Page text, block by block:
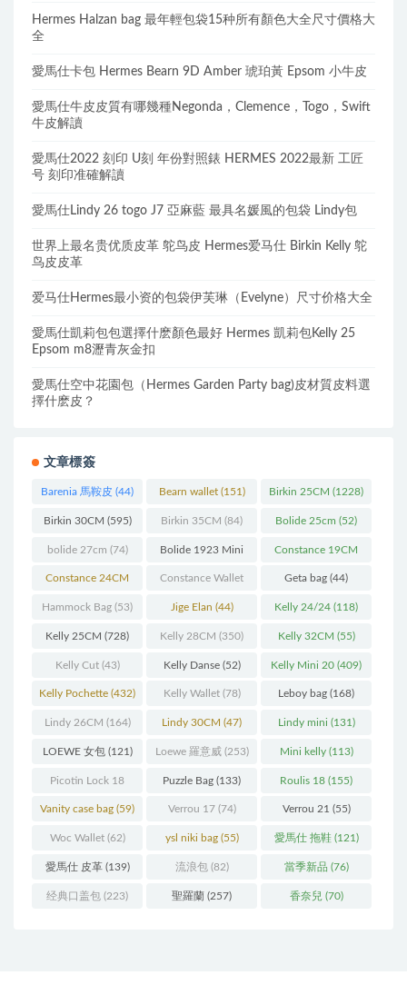
Hermes Halzan bag 最年輕包袋15种所有顏色大全尺寸價格大
全
愛馬仕卡包 Hermes Bearn 9D Amber 琥珀黃 Epsom 小牛皮
愛馬仕牛皮皮質有哪幾種Negonda，Clemence，Togo，Swift
牛皮解讀
愛馬仕2022 刻印 U刻 年份對照錶 HERMES 2022最新 工匠
号 刻印准確解讀
愛馬仕Lindy 26 togo J7 亞麻藍 最具名媛風的包袋 Lindy包
世界上最名贵优质皮革 鸵鸟皮 Hermes爱马仕 Birkin Kelly 鸵
鸟皮皮革
爱马仕Hermes最小资的包袋伊芙琳（Evelyne）尺寸价格大全
愛馬仕凱莉包包選擇什麽顏色最好 Hermes 凱莉包Kelly 25
Epsom m8瀝青灰金扣
愛馬仕空中花園包（Hermes Garden Party bag)皮材質皮料選
擇什麽皮？
文章標簽
Barenia 馬鞍皮 (44) Bearn wallet(151) Birkin 25CM (1228)
Birkin 30CM (595) Birkin 35CM (84) Bolide 25cm (52)
bolide 27cm (74) Bolide 1923 Mini
(93)
Constance 19CM
(571)
Constance 24CM
(216)
Constance Wallet
(60)
Geta bag (44)
Hammock Bag (53) Jige Elan (44) Kelly 24/24 (118)
Kelly 25CM (728) Kelly 28CM (350) Kelly 32CM (55)
Kelly Cut(43) Kelly Danse(52) Kelly Mini 20 (409)
Kelly Pochette (432) Kelly Wallet(78) Leboy bag (168)
Lindy 26CM (164) Lindy 30CM (47) Lindy mini (131)
LOEWE 女包(121) Loewe 羅意威(253) Mini kelly(113)
Picotin Lock 18
(202)
Puzzle Bag (133) Roulis 18 (155)
Vanity case bag (59) Verrou 17(74) Verrou 21 (55)
Woc Wallet(62) ysl niki bag(55) 愛馬仕 拖鞋(121)
愛馬仕 皮革(139) 流浪包(82) 當季新品 (76)
经典口盖包 (223) 聖羅蘭 (257) 香奈兒 (70)